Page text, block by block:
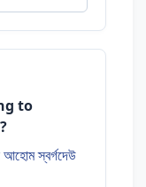
to
স্বৰ্গদেউ